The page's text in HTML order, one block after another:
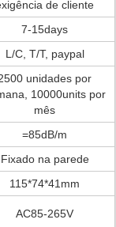
de cliente
7-15days
L/C, T/T, paypal
unidades por
10000units por
mês
=85dB/m
Fixado na parede
115*74*41mm
AC85-265V